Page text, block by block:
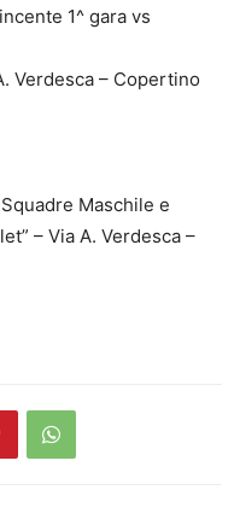
1^ gara vs
Verdesca – Copertino
Maschile e
– Via A. Verdesca –